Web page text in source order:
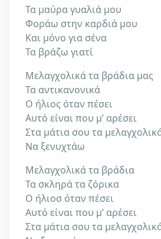
Τα μαύρα γυαλιά μου
Φοράω στην καρδιά μου
Και μόνο για σένα
Τα βράζω γιατί
Μελαγχολικά τα βράδια μας
Τα αντικανονικά
Ο ήλιος όταν πέσει
Αυτό είναι που μ’ αρέσει
Στα μάτια σου τα
Να ξενυχτάω
Μελαγχολικά τα βράδια
Τα σκληρά τα ζόρικα
Ο ήλιοσ όταν πέσει
Αυτό είναι που μ’ αρέσει
Στα μάτια σου τα